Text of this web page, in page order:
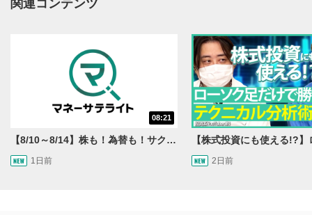
関連コンテンツ
08:21
【8/10～8/14】株も！為替も！サクッと！来週のマーケット見通し＜Next View＞
1日前 2日前